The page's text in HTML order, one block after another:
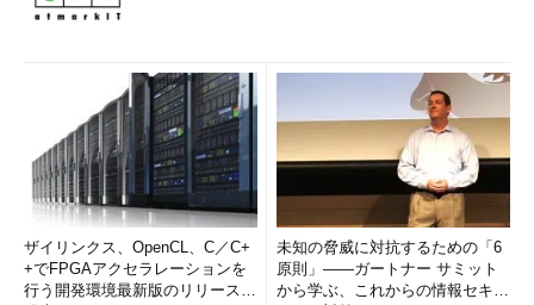
ザイリンクス、OpenCL、C／C+
+でFPGAアクセラレーションを
行う開発環境最新版のリリースを
未知の脅威に対抗するための「6
原則」――ガートナー サミット
から学ぶ、これからの情報セキュ